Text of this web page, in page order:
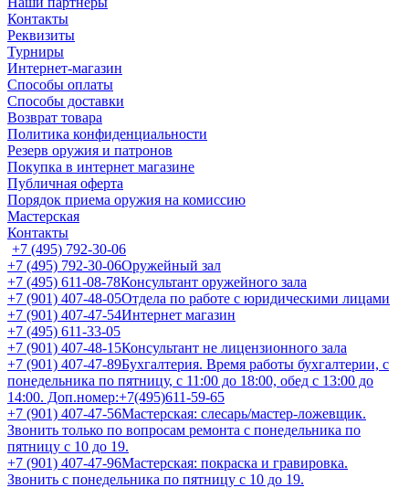
Контакты
Реквизиты
Турниры
Интернет-магазин
Способы оплаты
Способы доставки
Возврат товара
Политика конфиденциальности
Резерв оружия и патронов
Покупка в интернет магазине
Публичная оферта
Порядок приема оружия на комиссию
Мастерская
Контакты
+7 (495) 792-30-06
+7 (495) 792-30-06Оружейный зал
+7 (495) 611-08-78Консультант оружейного зала
+7 (901) 407-48-05Отдела по работе с юридическими лицами
+7 (901) 407-47-54Интернет магазин
+7 (495) 611-33-05
+7 (901) 407-48-15Консультант не лицензионного зала
+7 (901) 407-47-89Бухгалтерия. Время работы бухгалтерии, с
понедельника по пятницу, с 11:00 до 18:00, обед с 13:00 до
14:00. Доп.номер:+7(495)611-59-65
+7 (901) 407-47-56Мастерская: слесарь/мастер-ложевщик.
Звонить только по вопросам ремонта с понедельника по
пятницу с 10 до 19.
+7 (901) 407-47-96Мастерская: покраска и гравировка.
Звонить с понедельника по пятницу с 10 до 19.